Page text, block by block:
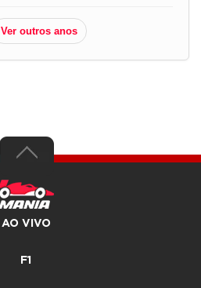
Ver outros anos
AO VIVO
F1